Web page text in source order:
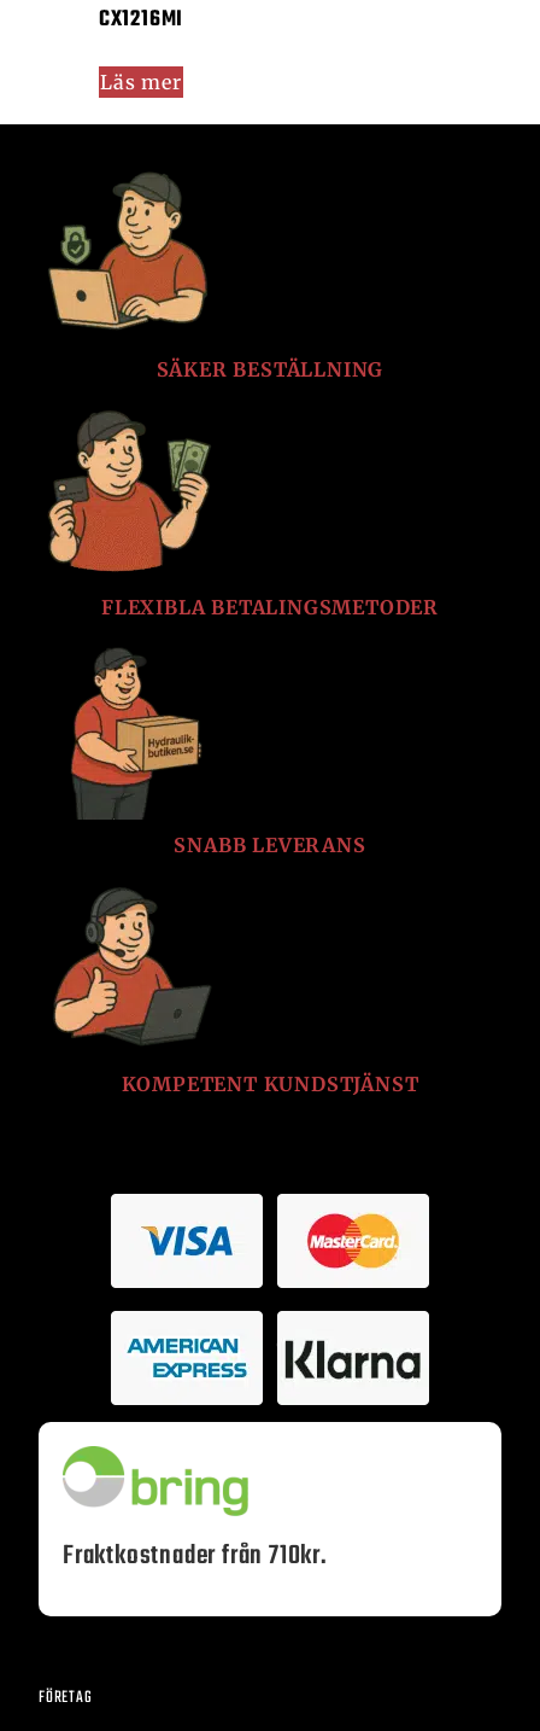
CX1216MI
Läs mer
SÄKER BESTÄLLNING
FLEXIBLA BETALINGSMETODER
SNABB LEVERANS
KOMPETENT KUNDSTJÄNST
Fraktkostnader från 710kr.
FÖRETAG